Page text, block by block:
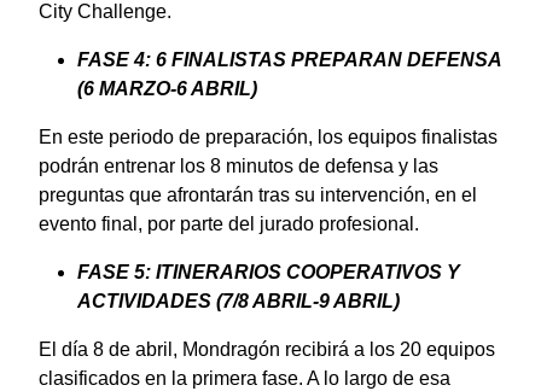
City Challenge.
FASE 4: 6 FINALISTAS PREPARAN DEFENSA
(6 MARZO-6 ABRIL)
En este periodo de preparación, los equipos finalistas
podrán entrenar los 8 minutos de defensa y las
preguntas que afrontarán tras su intervención, en el
evento final, por parte del jurado profesional.
FASE 5: ITINERARIOS COOPERATIVOS Y
ACTIVIDADES (7/8 ABRIL-9 ABRIL)
El día 8 de abril, Mondragón recibirá a los 20 equipos
clasificados en la primera fase. A lo largo de esa